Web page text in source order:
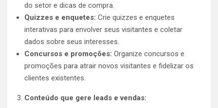
do setor e dicas de compra.
Quizzes e enquetes: Crie quizzes e enquetes
interativas para envolver seus visitantes e coletar
dados sobre seus interesses.
Concursos e promoções: Organize concursos e
promoções para atrair novos visitantes e fidelizar os
clientes existentes.
Conteúdo que gere leads e vendas: